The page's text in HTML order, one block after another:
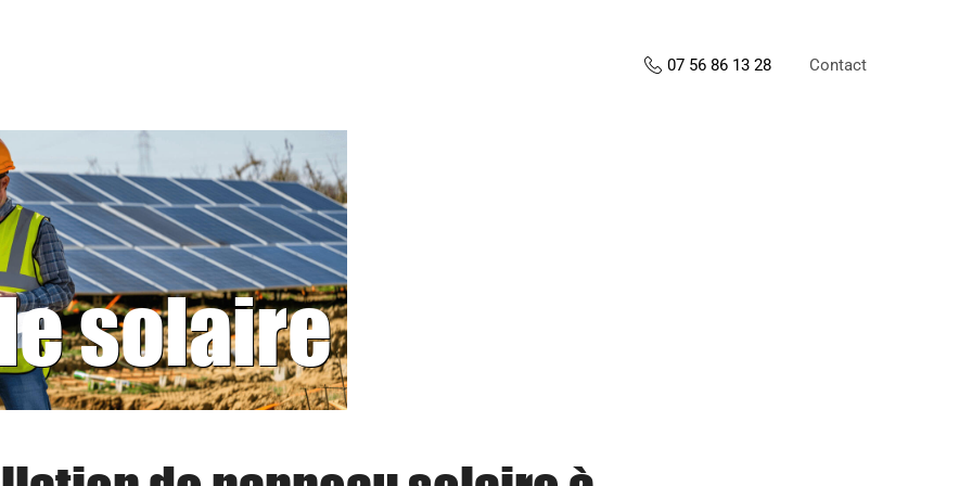
07 56 86 13 28 Contact
solaire